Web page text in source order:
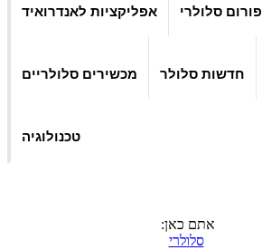
אפליקציות לאנדרואיד פורום סלולרי
מכשירים סלולריים חדשות סלולר
טכנולוגיה
אתם כאן:
סלולרי